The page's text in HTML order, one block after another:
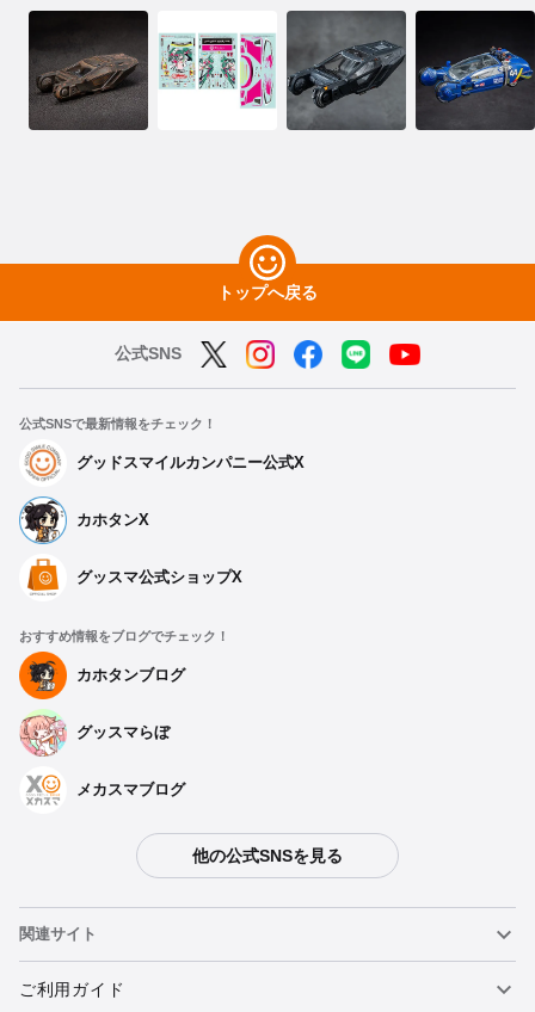
予約受付中
トップへ戻る
公式SNS
公式SNSで最新情報をチェック！
グッドスマイルカンパニー公式X
カホタンX
グッスマ公式ショップX
おすすめ情報をブログでチェック！
カホタンブログ
グッスマらぼ
メカスマブログ
他の公式SNSを見る
関連サイト
ねんどろいど
ご利用ガイド